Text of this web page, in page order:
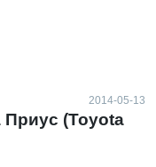
2014-05-13
Приус (Toyota